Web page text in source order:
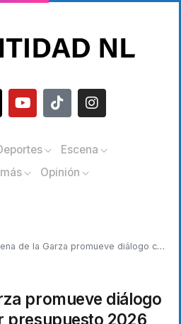
Escena
Opinión
de la Garza promueve diálogo con alcaldes por presupuesto 2026
promueve diálogo
presupuesto 2026